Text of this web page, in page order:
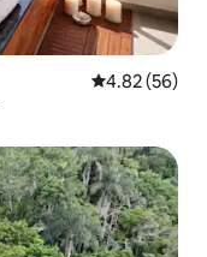
レビュー56
4.82 (56)